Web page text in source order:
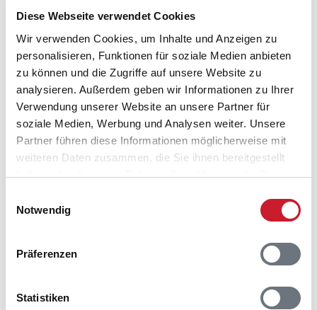
Diese Webseite verwendet Cookies
Wir verwenden Cookies, um Inhalte und Anzeigen zu
personalisieren, Funktionen für soziale Medien anbieten
zu können und die Zugriffe auf unsere Website zu
analysieren. Außerdem geben wir Informationen zu Ihrer
Verwendung unserer Website an unsere Partner für
soziale Medien, Werbung und Analysen weiter. Unsere
Partner führen diese Informationen möglicherweise mit
weiteren Daten zusammen, die Sie ihnen bereitgestellt
haben oder die sie im Rahmen Ihrer Nutzung der Dienste
Notwendig
Präferenzen
Statistiken
Ferienhaus P33033
6857 Blåvand